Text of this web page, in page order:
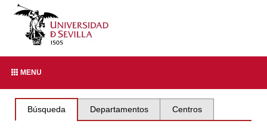
MENU
Búsqueda Departamentos Centros